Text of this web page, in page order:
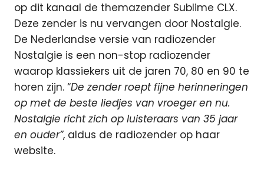
op dit kanaal de themazender Sublime CLX.
Deze zender is nu vervangen door Nostalgie.
De Nederlandse versie van radiozender
Nostalgie is een non-stop radiozender
waarop klassiekers uit de jaren 70, 80 en 90 te
horen zijn. “De zender roept fijne herinneringen
op met de beste liedjes van vroeger en nu.
Nostalgie richt zich op luisteraars van 35 jaar
en ouder”, aldus de radiozender op haar
website.